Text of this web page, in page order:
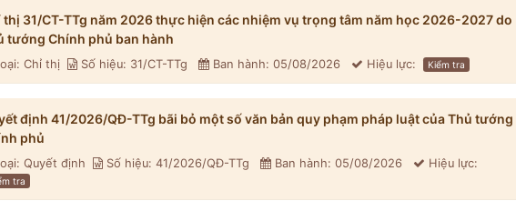
thị 31/CT-TTg năm 2026 thực hiện các nhiệm vụ trọng tâm năm học 2026-2027 do
tướng Chính phủ ban hành
Chỉ thị Số hiệu: 31/CT-TTg Ban hành: 05/08/2026 Hiệu lực: Kiểm tra
định 41/2026/QĐ-TTg bãi bỏ một số văn bản quy phạm pháp luật của Thủ tướng
phủ
Quyết định Số hiệu: 41/2026/QĐ-TTg Ban hành: 05/08/2026 Hiệu lực:
tra